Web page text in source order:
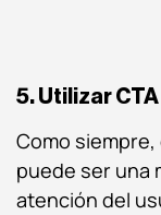
5. Utilizar
Como siempre,
puede ser una
atención del